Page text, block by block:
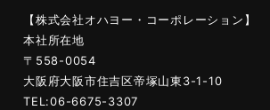
【株式会社オハヨー・コーポレーション】
本社所在地
〒558-0054
大阪府大阪市住吉区帝塚山東3-1-10
TEL:06-6675-3307